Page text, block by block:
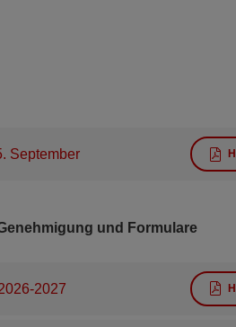
September
und Formulare
2027